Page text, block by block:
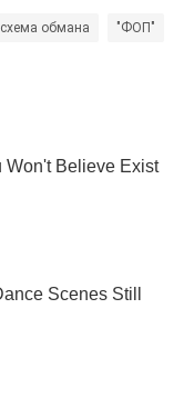
схема обмана "ФОП"